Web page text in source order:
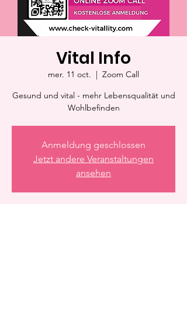
Vital Info
mer. 11 oct.
  |
Zoom Call
Gesund und vital - mehr Lebensqualität und
Wohlbefinden
Anmeldung geschlossen
Jetzt andere Veranstaltungen
ansehen